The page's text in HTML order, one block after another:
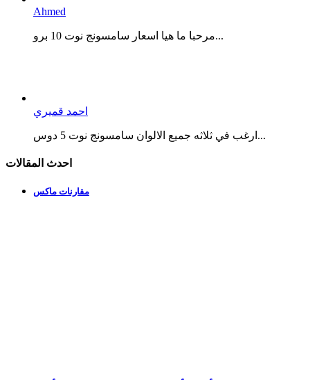
Ahmed
مرحبا ما هيا اسعار سامسونج نوت 10 برو...
احمد قميري
ارغب في ثلاثه جميع الالوان سامسونج نوت 5 دوس...
احدث المقالات
مقارنات ماكس